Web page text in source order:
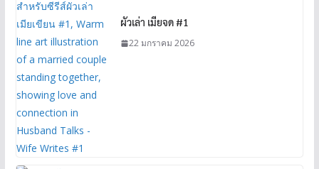
ผัวเล่า เมียจด #1
22 มกราคม 2026